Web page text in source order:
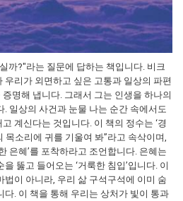
까?"라는 질문에 답하는 책입니다. 비크
우리가 외면하고 싶은 고통과 일상의 파편
명해 냅니다. 그래서 그는 인생을 하나의
. 일상의 사건과 눈물 나는 순간 속에서도
계신다는 것입니다. 이 책의 정수는 ‘경
목소리에 귀를 기울여 봐”라고 속삭이며,
은혜’를 포착하라고 조언합니다. 은혜는
뚫고 들어오는 ‘거룩한 침입’입니다. 이
법이 아니라, 우리 삶 구석구석에 이미 숨
다. 이 책을 통해 우리는 상처가 빛이 통과